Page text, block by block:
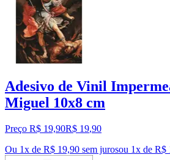
Adesivo de Vinil
Miguel 10x8 cm
Preço R$ 19,90R$ 19,90
Ou 1x de R$ 19,90 sem jurosou 1x de R$